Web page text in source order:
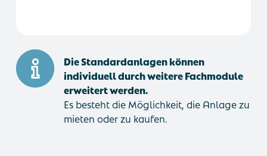
Die Standardanlagen können
individuell durch weitere Fachmodule
erweitert werden.
Es besteht die Möglichkeit, die Anlage zu
mieten oder zu kaufen.